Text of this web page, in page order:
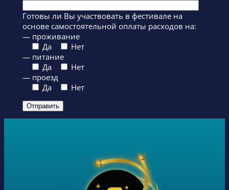
Готовы ли Вы участвовать в фестивале на
основе самостоятельной оплаты расходов на:
— проживание
Да
Нет
— питание
Да
Нет
— проезд
Да
Нет